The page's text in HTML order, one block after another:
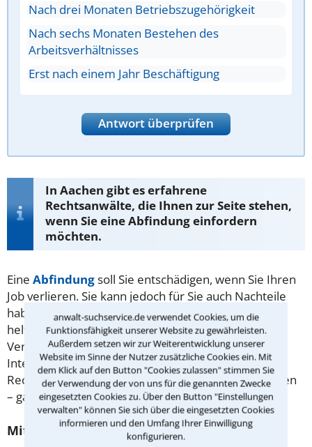
anwalt-suchservice.de verwendet Cookies, um die
Funktionsfähigkeit unserer Website zu gewährleisten.
Außerdem setzen wir zur Weiterentwicklung unserer
Website im Sinne der Nutzer zusätzliche Cookies ein. Mit
dem Klick auf den Button "Cookies zulassen" stimmen Sie
der Verwendung der von uns für die genannten Zwecke
eingesetzten Cookies zu. Über den Button "Einstellungen
verwalten" können Sie sich über die eingesetzten Cookies
informieren und den Umfang Ihrer Einwilligung
konfigurieren.
Nach drei Monaten Betriebszugehörigkeit
Nach sechs Monaten Bestehen des
Arbeitsverhältnisses
Erst nach einem Jahr Beschäftigung
Antwort überprüfen
In Aachen gibt es erfahrene
Rechtsanwälte, die Ihnen zur Seite stehen,
wenn Sie eine Abfindung einfordern
möchten.
Eine Abfindungsoll Sie entschädigen, wenn Sie Ihren
Job verlieren. Sie kann jedoch für Sie auch Nachteile
haben. Eine gute Rechtsberatung kann Ihnen dabei
helfen. Die Höhe der Zahlung ist häufig
Verhandlungssache. Sie können über unsere
Internetseite Kontakt zu einem versierten
Rechtsanwalt fürArbeitsrechtin Aachen aufnehmen
– ganz schnell und einfach.
Mit welcher Abfindung kann ich rechnen?